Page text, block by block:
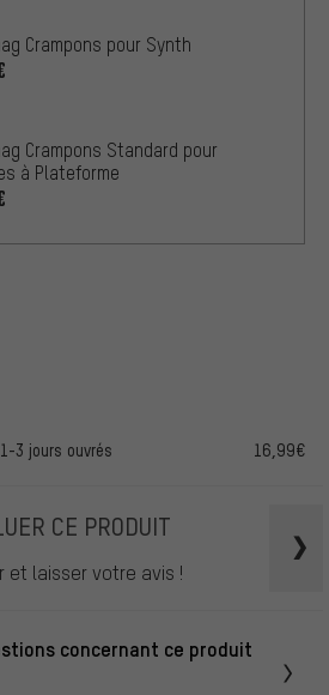
Crampons pour Synth
Crampons Standard pour
à Plateforme
3 jours ouvrés 16,99€
CE PRODUIT
et laisser votre avis !
concernant ce produit